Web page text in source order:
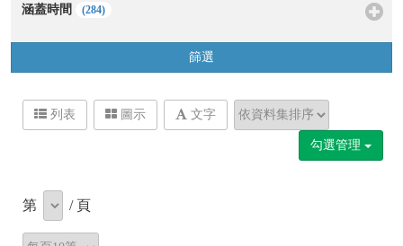
涵蓋時間 (284)
篩選
列表 圖示 文字
勾選管理
第 /頁